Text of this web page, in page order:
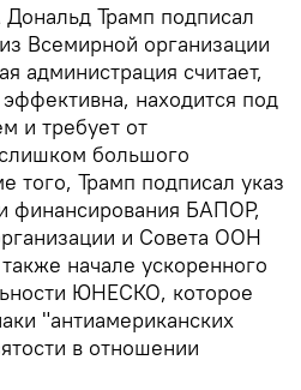
Трамп подписал
Всемирной организации
администрация считает,
находится под
и требует от
большого
того, Трамп подписал указ
финансирования БАПОР,
и Совета ООН
начале ускоренного
ЮНЕСКО, которое
"антиамериканских
в отношении